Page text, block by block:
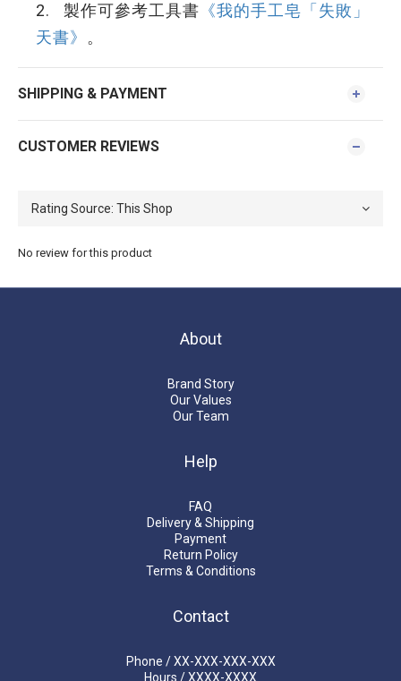
2. 製作可參考工具書 《我的手工皂「失敗」
天書》 。
SHIPPING & PAYMENT
CUSTOMER REVIEWS
No review for this product
About
Brand Story
Our Values
Our Team
Help
FAQ
Delivery & Shipping
Payment
Return Policy
Terms & Conditions
Contact
Phone / XX-XXX-XXX-XXX
Hours / XXXX-XXXX